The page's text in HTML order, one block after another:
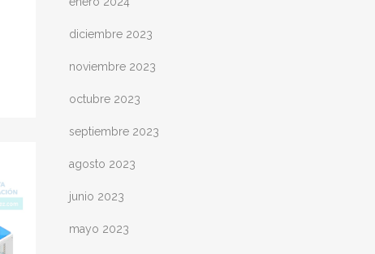
diciembre 2023
noviembre 2023
octubre 2023
septiembre 2023
agosto 2023
junio 2023
mayo 2023